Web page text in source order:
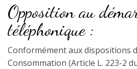
Opposition au
téléphonique :
Conformément aux dispositions
Consommation (Article L. 223-2